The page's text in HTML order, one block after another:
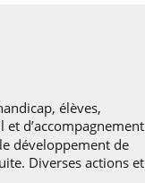
élèves,
et d’accompagnement
développement de
Diverses actions et